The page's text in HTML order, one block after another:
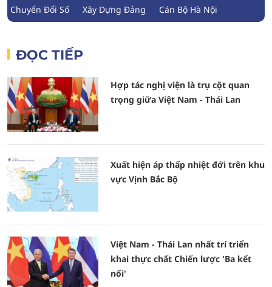
Chuyển Đổi Số
Xây Dựng Đảng Cán Bộ Hà Nội
ĐỌC TIẾP
Hợp tác nghị viện là trụ cột quan
trọng giữa Việt Nam - Thái Lan
Xuất hiện áp thấp nhiệt đới trên khu
vực Vịnh Bắc Bộ
Việt Nam - Thái Lan nhất trí triển
khai thực chất Chiến lược 'Ba kết
nối'